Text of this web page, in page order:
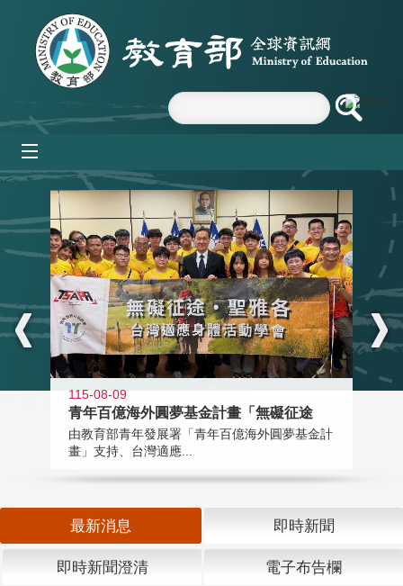
跳到主要內容區塊
:::
115-08-09
青年百億海外圓夢基金計畫「無礙征途
由教育部青年發展署「青年百億海外圓夢基金計
畫」支持、台灣適應...
最新消息 即時新聞
即時新聞澄清 電子布告欄